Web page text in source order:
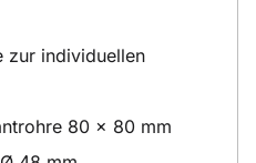
zur individuellen
80 x 80 mm